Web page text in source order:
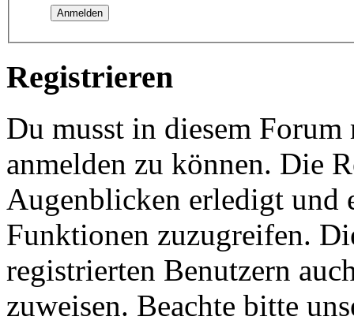
Registrieren
Du musst in diesem
anmelden zu können. Die
Augenblicken erledigt und
Funktionen zuzugreifen.
registrierten Benutzern
zuweisen. Beachte bitte